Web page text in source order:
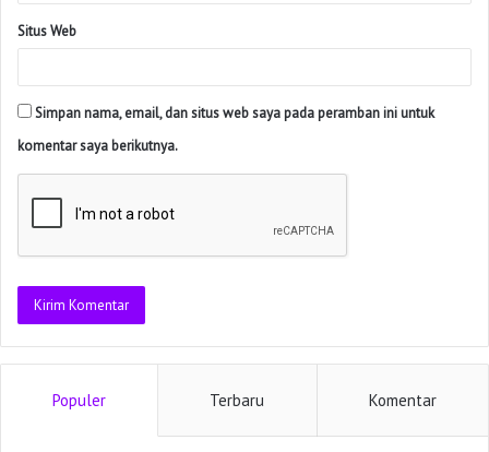
Situs Web
Simpan nama, email, dan situs web saya pada peramban ini untuk
komentar saya berikutnya.
Populer Terbaru Komentar